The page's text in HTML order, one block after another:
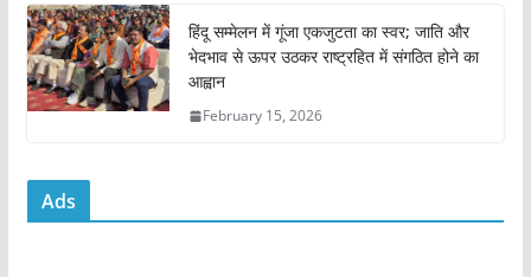
हिंदू सम्मेलन में गूंजा एकजुटता का स्वर; जाति और
भेदभाव से ऊपर उठकर राष्ट्रहित में संगठित होने का
आह्वान
February 15, 2026
Ads